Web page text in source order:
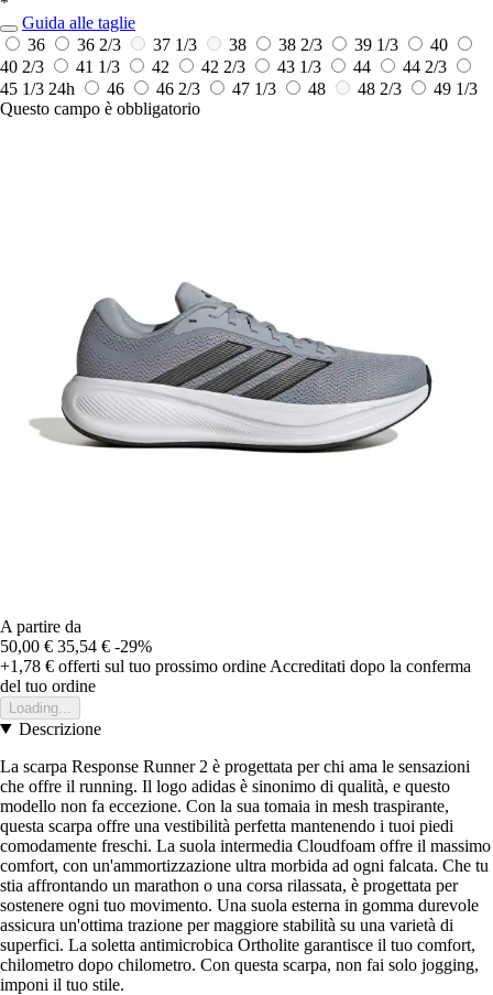
Guida alle taglie
36
36 2/3 37 1/3 38 38 2/3 39 1/3
40
40 2/3
41 1/3 42 42 2/3 43 1/3 44
44 2/3
45 1/3 24h 46 46 2/3 47 1/3 48 48 2/3
49 1/3
Questo campo è obbligatorio
A partire da
50,00 € 35,54 € -29%
+1,78 € offerti sul tuo prossimo ordine Accreditati dopo la conferma
del tuo ordine
Loading...
Descrizione
La scarpa Response Runner 2 è progettata per chi ama le sensazioni
che offre il running. Il logo adidas è sinonimo di qualità, e questo
modello non fa eccezione. Con la sua tomaia in mesh traspirante,
questa scarpa offre una vestibilità perfetta mantenendo i tuoi piedi
comodamente freschi. La suola intermedia Cloudfoam offre il massimo
comfort, con un'ammortizzazione ultra morbida ad ogni falcata. Che tu
stia affrontando un marathon o una corsa rilassata, è progettata per
sostenere ogni tuo movimento. Una suola esterna in gomma durevole
assicura un'ottima trazione per maggiore stabilità su una varietà di
superfici. La soletta antimicrobica Ortholite garantisce il tuo comfort,
chilometro dopo chilometro. Con questa scarpa, non fai solo jogging,
imponi il tuo stile.